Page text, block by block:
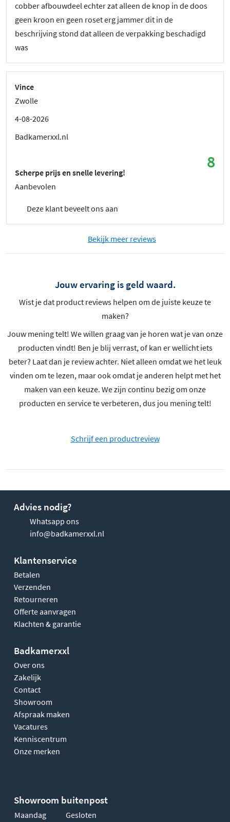
cobber afbouwdeel echter zat alleen de knop in de doos
geen kroon en geen roset erg jammer dit in de
beschrijving stond dat alleen de verpakking beschadigd
was
Vince
Zwolle
4-08-2026
Badkamerxxl.nl
8
Scherpe prijs en snelle levering!
Aanbevolen
Deze klant beveelt ons aan
Bekijk meer reviews
Jouw ervaring is geld waard.
Wist je dat product reviews helpen om de juiste keuze te
maken?
Jouw mening telt! We willen graag van je horen wat je van onze
producten vindt! Ben je blij verrast, of kan er wellicht iets
beter? Laat dan je review achter. Niet alleen omdat we het leuk
vinden om te lezen, maar ook omdat je anderen helpt met het
maken van een keuze. We zijn continu bezig om onze
producten en service te verbeteren, dus jou mening telt!
Schrijf een productreview
Advies nodig?
Whatsapp ons
info@badkamerxxl.nl
Klantenservice
Betalen
Verzenden
Retourneren
Offerte aanvragen
Klachten & garantie
Badkamerxxl
Over ons
Zakelijk
Contact
Showroom
Afspraak maken
Vacatures
Kenniscentrum
Onze merken
Showroom buitenpost
Maandag Gesloten